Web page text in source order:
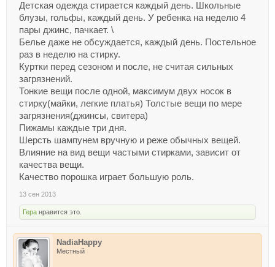
Детская одежда стирается каждый день. Школьные
блузы, гольфы, каждый день. У ребенка на неделю 4
пары джинс, пачкает. \
Белье даже не обсуждается, каждый день. Постельное
раз в неделю на стирку.
Куртки перед сезоном и после, не считая сильных
загрязнений.
Тонкие вещи после одной, максимум двух носок в
стирку(майки, легкие платья) Толстые вещи по мере
загрязнения(джинсы, свитера)
Пижамы каждые три дня.
Шерсть шампунем вручную и реже обычных вещей.
Влияние на вид вещи частыми стирками, зависит от
качества вещи.
Качество порошка играет большую роль.
13 сен 2013
Гера нравится это.
NadiaHappy
Местный